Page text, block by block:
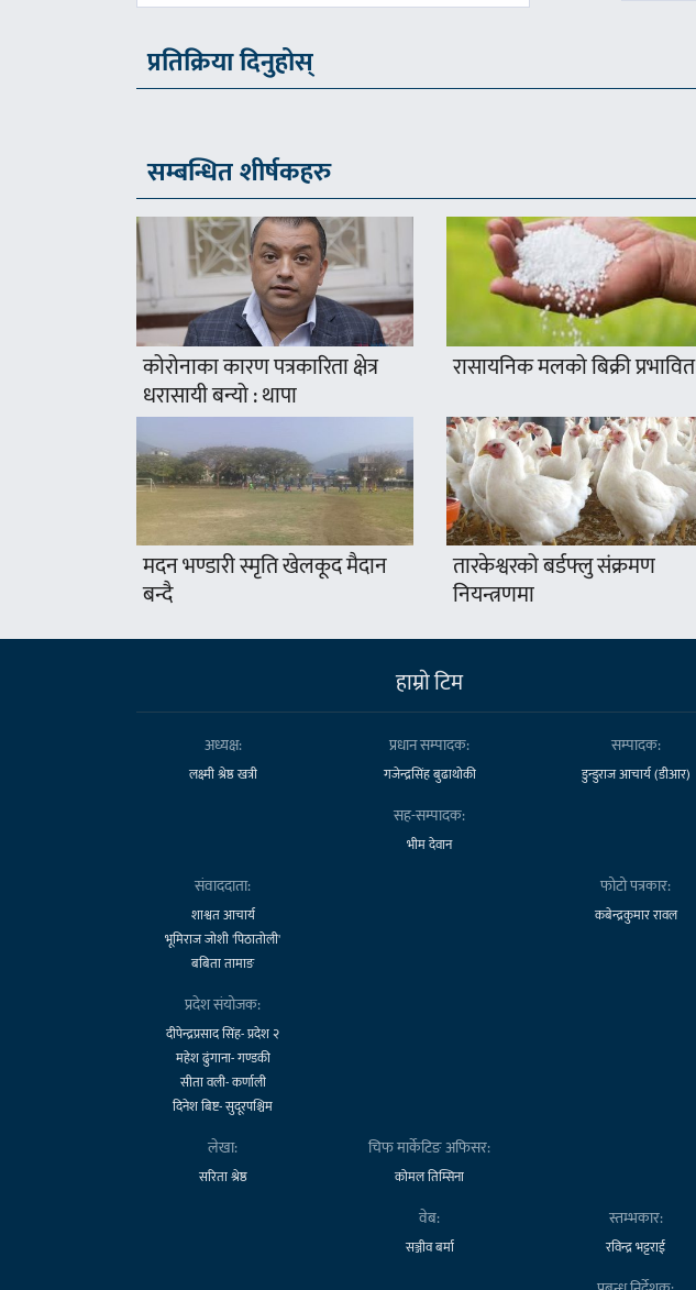
प्रतिक्रिया दिनुहोस्
सम्बन्धित शीर्षकहरु
कोरोनाका कारण पत्रकारिता क्षेत्र
धरासायी बन्यो : थापा
रासायनिक मलको बिक्री प्रभावित
मदन भण्डारी स्मृति खेलकूद मैदान
बन्दै
तारकेश्वरको बर्डफ्लु संक्रमण
नियन्त्रणमा
हाम्राे टिम
अध्यक्ष:
लक्ष्मी श्रेष्ठ खत्री
प्रधान सम्पादक:
गजेन्द्रसिंह बुढाथोकी
सम्पादक:
डुन्डुराज आचार्य (डीआर)
सह-सम्पादक:
भीम देवान
संवाददाता:
शाश्वत आचार्य
भूमिराज जोशी 'पिठातोली'
बबिता तामाङ
फोटो पत्रकार:
कबेन्द्रकुमार रावल
प्रदेश संयोजक:
दीपेन्द्रप्रसाद सिंह- प्रदेश २
महेश ढुंगाना- गण्डकी
सीता वली- कर्णाली
दिनेश बिष्ट- सुदूरपश्चिम
लेखा:
सरिता श्रेष्ठ
चिफ मार्केटिङ अफिसर:
कोमल तिम्सिना
वेब:
सञ्जीव बर्मा
स्तम्भकार:
रविन्द्र भट्टराई